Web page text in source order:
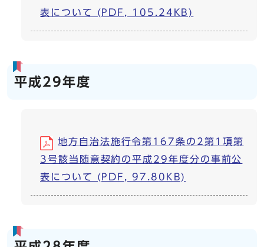
表について (PDF, 105.24KB)
平成29年度
地方自治法施行令第167条の2第1項第
3号該当随意契約の平成29年度分の事前公
表について (PDF, 97.80KB)